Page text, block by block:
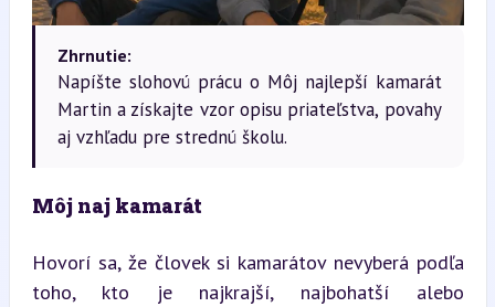
Zhrnutie:
Napíšte slohovú prácu o Môj najlepší kamarát
Martin a získajte vzor opisu priateľstva, povahy
aj vzhľadu pre strednú školu.
Môj naj kamarát
Hovorí sa, že človek si kamarátov nevyberá podľa
toho, kto je najkrajší, najbohatší alebo